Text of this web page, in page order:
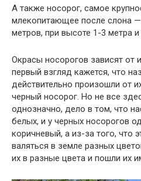
А также носорог, самое
млекопитающее после слона
метров, при высоте 1-3 метра
Окрасы носорогов зависят от
первый взгляд кажется, что
действительно произошли от
черный носорог. Но не все
однозначно, дело в том, что
белых, и у черных носорогов
коричневый, а из-за того, что
валяться в земле разных
их в разные цвета и пошли их